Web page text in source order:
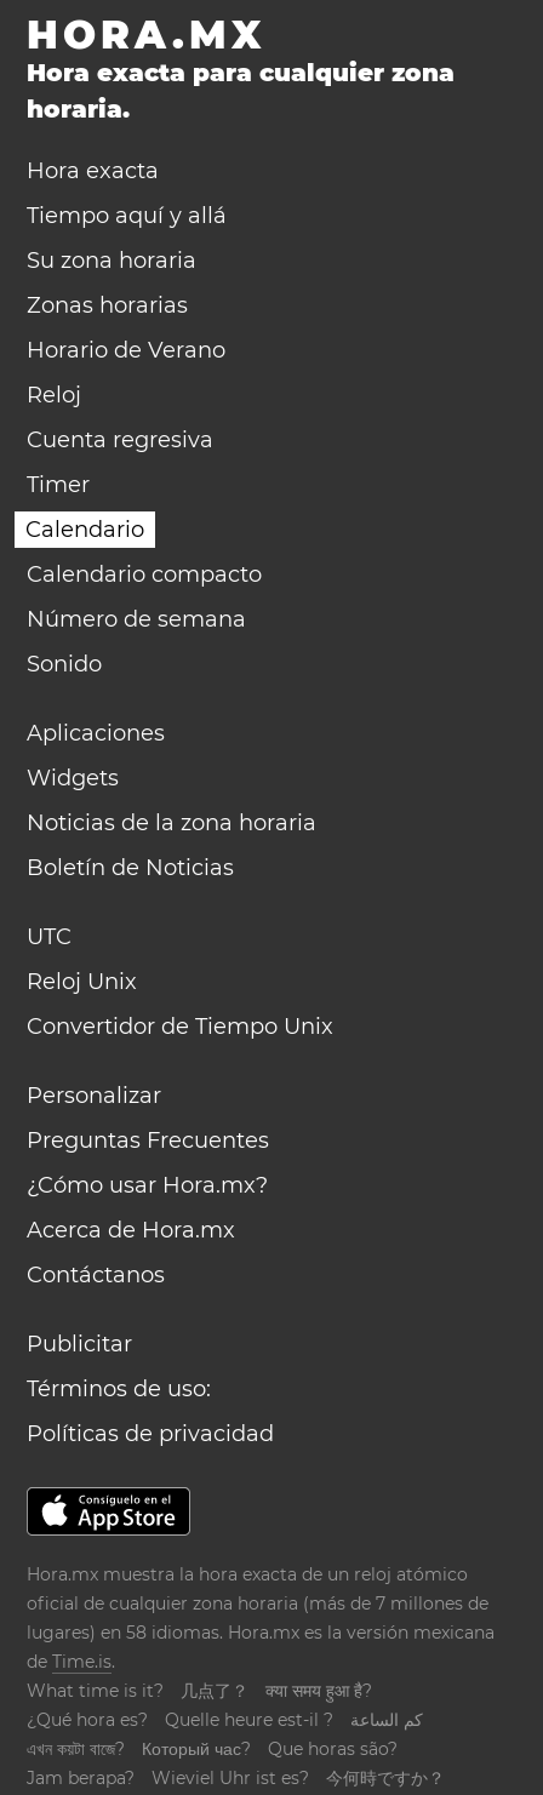
HORA.MX
Hora exacta para cualquier zona
horaria.
Hora exacta
Tiempo aquí y allá
Su zona horaria
Zonas horarias
Horario de Verano
Reloj
Cuenta regresiva
Timer
Calendario
Calendario compacto
Número de semana
Sonido
Aplicaciones
Widgets
Noticias de la zona horaria
Boletín de Noticias
UTC
Reloj Unix
Convertidor de Tiempo Unix
Personalizar
Preguntas Frecuentes
¿Cómo usar Hora.mx?
Acerca de Hora.mx
Contáctanos
Publicitar
Términos de uso:
Políticas de privacidad
Hora.mx muestra la hora exacta de un reloj atómico
oficial de cualquier zona horaria (más de 7 millones de
lugares) en 58 idiomas. Hora.mx es la versión mexicana
deTime.is.
What time is it?
几点了？
क्या समय हुआ है?
¿Qué hora es?
Quelle heure est-il ?
كم الساعة
এখন কয়টা বাজে?
Который час?
Que horas são?
Jam berapa?
Wieviel Uhr ist es?
今何時ですか？